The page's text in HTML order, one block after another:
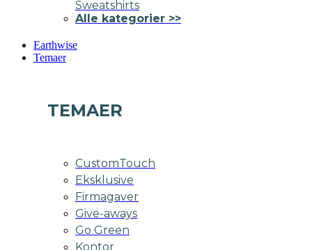
Sweatshirts
Alle kategorier >>
Earthwise
Temaer
TEMAER
CustomTouch
Eksklusive
Firmagaver
Give-aways
Go Green
Kontor